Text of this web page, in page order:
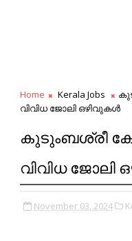
Home Kerala Jobs
വിവിധ ജോലി ഒഴിവുകൾ
കുടുംബശ്രീ
വിവിധ ജോലി
November 03, 2024